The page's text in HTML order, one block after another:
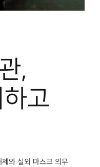
,
고
와 실외 마스크 의무